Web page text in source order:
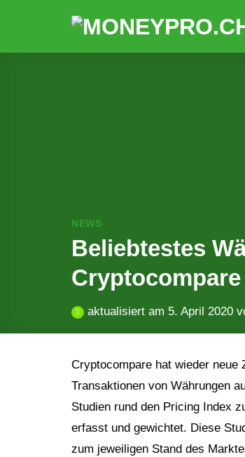
NEWS
Beliebtestes
Cryptocompare
aktualisiert am 5. April 2020
Cryptocompare hat wieder neue
Transaktionen von Währungen
Studien rund den Pricing Index
erfasst und gewichtet. Diese
zum jeweiligen Stand des